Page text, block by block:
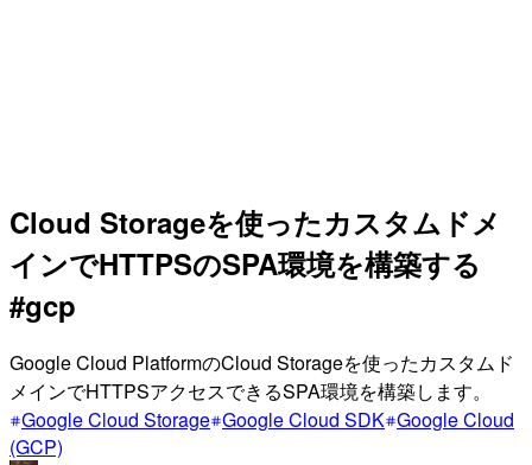
Cloud Storageを使ったカスタムドメ
インでHTTPSのSPA環境を構築する
#gcp
Google Cloud PlatformのCloud Storageを使ったカスタムド
メインでHTTPSアクセスできるSPA環境を構築します。
Google Cloud Storage Google Cloud SDK Google Cloud
(GCP)